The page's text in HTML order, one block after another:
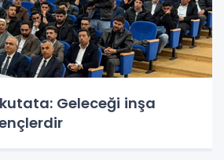
Geleceği inşa